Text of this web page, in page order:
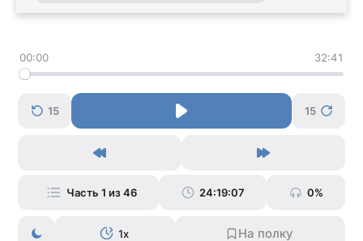
00:00 32:41
15 15
Часть 1 из 46 24:19:07 0%
1x